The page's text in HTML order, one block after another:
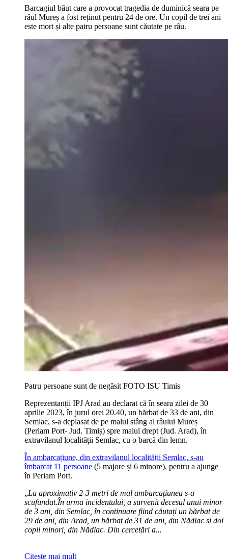
Barcagiul băut care a provocat tragedia de duminică seara pe
râul Mureș a fost reținut pentru 24 de ore. Un copil de trei ani
este mort și alte patru persoane sunt căutate pe râu.
Patru persoane sunt de negăsit FOTO ISU Timis
Reprezentanții IPJ Arad au declarat că în seara zilei de 30
aprilie 2023, în jurul orei 20.40, un bărbat de 33 de ani, din
Semlac, s-a deplasat de pe malul stâng al râului Mureș
(Periam Port- Jud. Timiș) spre malul drept (Jud. Arad), în
extravilanul localității Semlac, cu o barcă din lemn.
În ambarcațiune, din extravilanul localității Semlac, s-au
îmbarcat 11 persoane (5 majore și 6 minore), pentru a ajunge
în Periam Port.
„La aproximativ 2-3 metri de mal ambarcațiunea s-a
scufundat.În urma incidentului, a survenit decesul unui minor
de 3 ani, din Semlac, în continuare fiind căutați un bărbat de
29 de ani, din Arad, un bărbat de 31 de ani, din Nădlac si doi
copii minori, din Nădlac. Din cercetări a...
Citeşte mai mult